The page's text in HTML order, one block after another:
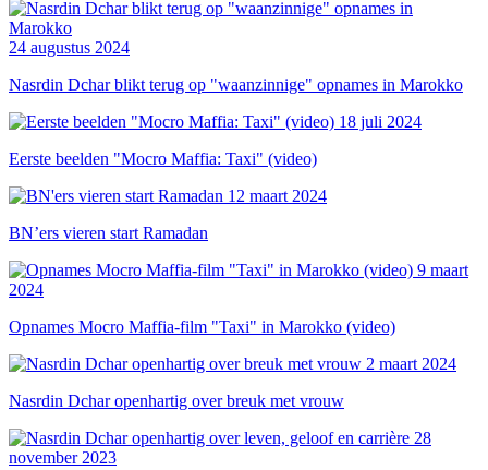
24 augustus 2024
Nasrdin Dchar blikt terug op "waanzinnige" opnames in Marokko
18 juli 2024
Eerste beelden "Mocro Maffia: Taxi" (video)
12 maart 2024
BN’ers vieren start Ramadan
9 maart
2024
Opnames Mocro Maffia-film "Taxi" in Marokko (video)
2 maart 2024
Nasrdin Dchar openhartig over breuk met vrouw
28
november 2023